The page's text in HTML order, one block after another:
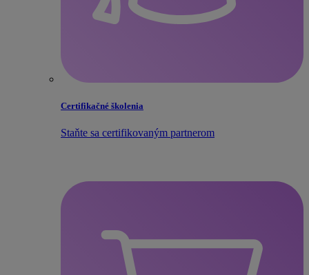
Certifikačné školenia
Staňte sa certifikovaným partnerom